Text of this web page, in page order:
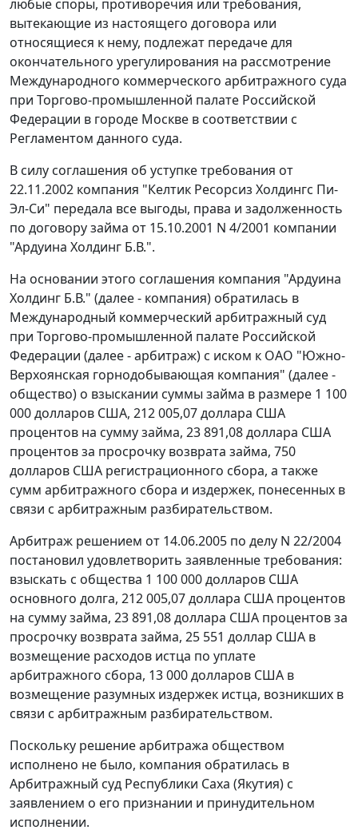
любые споры, противоречия или требования,
вытекающие из настоящего договора или
относящиеся к нему, подлежат передаче для
окончательного урегулирования на рассмотрение
Международного коммерческого арбитражного суда
при Торгово-промышленной палате Российской
Федерации в городе Москве в соответствии с
Регламентом данного суда.
В силу соглашения об уступке требования от
22.11.2002 компания "Келтик Ресорсиз Холдингс Пи-
Эл-Си" передала все выгоды, права и задолженность
по договору займа от 15.10.2001 N 4/2001 компании
"Ардуина Холдинг Б.В.".
На основании этого соглашения компания "Ардуина
Холдинг Б.В." (далее - компания) обратилась в
Международный коммерческий арбитражный суд
при Торгово-промышленной палате Российской
Федерации (далее - арбитраж) с иском к ОАО "Южно-
Верхоянская горнодобывающая компания" (далее -
общество) о взыскании суммы займа в размере 1 100
000 долларов США, 212 005,07 доллара США
процентов на сумму займа, 23 891,08 доллара США
процентов за просрочку возврата займа, 750
долларов США регистрационного сбора, а также
сумм арбитражного сбора и издержек, понесенных в
связи с арбитражным разбирательством.
Арбитраж решением от 14.06.2005 по делу N 22/2004
постановил удовлетворить заявленные требования:
взыскать с общества 1 100 000 долларов США
основного долга, 212 005,07 доллара США процентов
на сумму займа, 23 891,08 доллара США процентов за
просрочку возврата займа, 25 551 доллар США в
возмещение расходов истца по уплате
арбитражного сбора, 13 000 долларов США в
возмещение разумных издержек истца, возникших в
связи с арбитражным разбирательством.
Поскольку решение арбитража обществом
исполнено не было, компания обратилась в
Арбитражный суд Республики Саха (Якутия) с
заявлением о его признании и принудительном
исполнении.